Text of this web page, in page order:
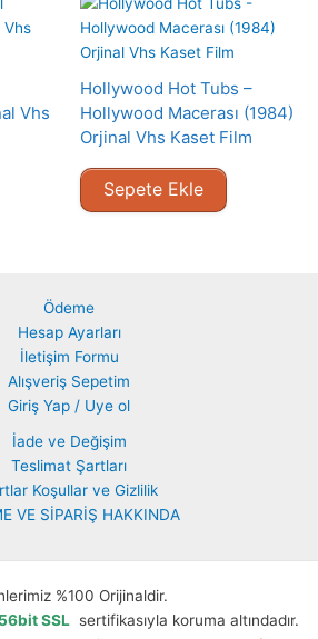
Vhs
Hollywood Hot Tubs –
Hollywood Macerası (1984)
Orjinal Vhs Kaset Film
Sepete Ekle
Ödeme
Hesap Ayarları
İletişim Formu
Alışveriş Sepetim
Giriş Yap / Uye ol
İade ve Değişim
Teslimat Şartları
Koşullar ve Gizlilik
VE SİPARİŞ HAKKINDA
%100 Orijinaldir.
SSL sertifikasıyla koruma altındadır.